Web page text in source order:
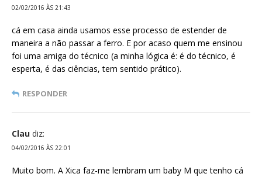
02/02/2016 ÀS 21:43
cá em casa ainda usamos esse processo de estender de
maneira a não passar a ferro. E por acaso quem me ensinou
foi uma amiga do técnico (a minha lógica é: é do técnico, é
esperta, é das ciências, tem sentido prático).
RESPONDER
Clau diz:
04/02/2016 ÀS 22:01
Muito bom. A Xica faz-me lembram um baby M que tenho cá